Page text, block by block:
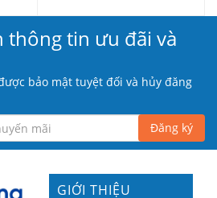
thông tin ưu đãi và
bảo mật tuyệt đối và hủy đăng
Đăng ký
GIỚI THIỆU